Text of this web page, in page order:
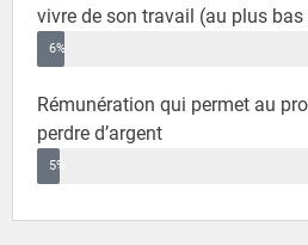
vivre de son travail (au plus
6%
Rémunération qui permet au
perdre d’argent
5%